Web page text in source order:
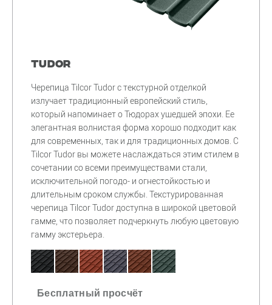
Tudor
Черепица Tilcor Tudor с текстурной отделкой
излучает традиционный европейский стиль,
который напоминает о Тюдорах ушедшей эпохи. Ее
элегантная волнистая форма хорошо подходит как
для современных, так и для традиционных домов. С
Tilcor Tudor вы можете наслаждаться этим стилем в
сочетании со всеми преимуществами стали,
исключительной погодо- и огнестойкостью и
длительным сроком службы. Текстурированная
черепица Tilcor Tudor доступна в широкой цветовой
гамме, что позволяет подчеркнуть любую цветовую
гамму экстерьера.
Бесплатный просчёт